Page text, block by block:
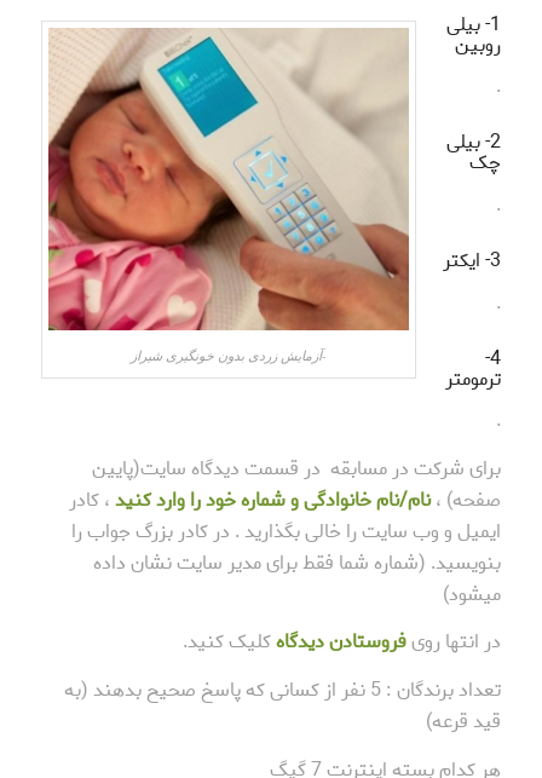
-آزمایش زردی بدون خونگیری شیراز
1- بیلی
روبین
.
2- بیلی
چک
.
3- ایکتر
.
4-
ترمومتر
.
برای شرکت در مسابقه در قسمت دیدگاه سایت(پایین
صفحه) ،نام/نام خانوادگی و شماره خود را وارد کنید، کادر
ایمیل و وب سایت را خالی بگذارید . در کادر بزرگ جواب را
بنویسید. (شماره شما فقط برای مدیر سایت نشان داده
میشود)
در انتها رویفروستادن دیدگاهکلیک کنید.
تعداد برندگان : 5 نفر از کسانی که پاسخ صحیح بدهند (به
قید قرعه)
هر کدام بسته اینترنت 7 گیگ